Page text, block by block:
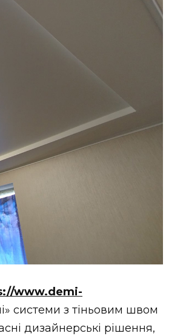
www.demi-
системи з тіньовим швом
дизайнерські рішення,